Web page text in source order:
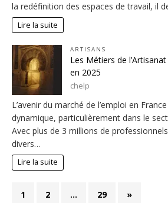
la redéfinition des espaces de travail, il
Lire la suite
ARTISANS
Les Métiers de
en 2025
chelp
L’avenir du marché de l’emploi en France
dynamique, particulièrement dans le
Avec plus de 3 millions de
divers…
Lire la suite
1 2 … 29 »